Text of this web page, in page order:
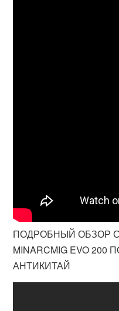
ПОДРОБНЫЙ ОБЗОР
MINARCMIG EVO 200
АНТИКИТАЙ